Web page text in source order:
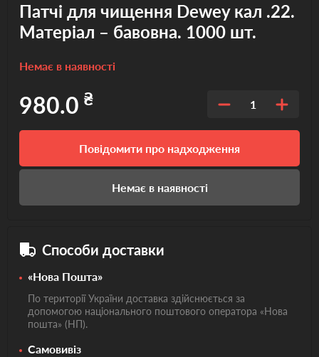
Патчі для чищення Dewey кал .22.
Матеріал – бавовна. 1000 шт.
Немає в наявності
980.0 ₴ 1
Повідомити про надходження
Немає в наявності
Способи доставки
«Нова Пошта»
По території України доставка здійснюється за
допомогою національного поштового оператора «Нова
пошта» (НП).
Самовивіз